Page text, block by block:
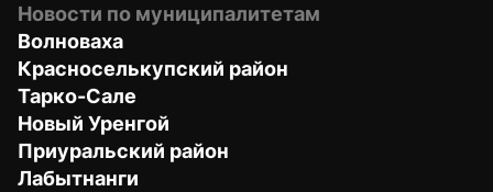
Новости по муниципалитетам
Волноваха
Красноселькупский район
Тарко-Сале
Новый Уренгой
Приуральский район
Лабытнанги